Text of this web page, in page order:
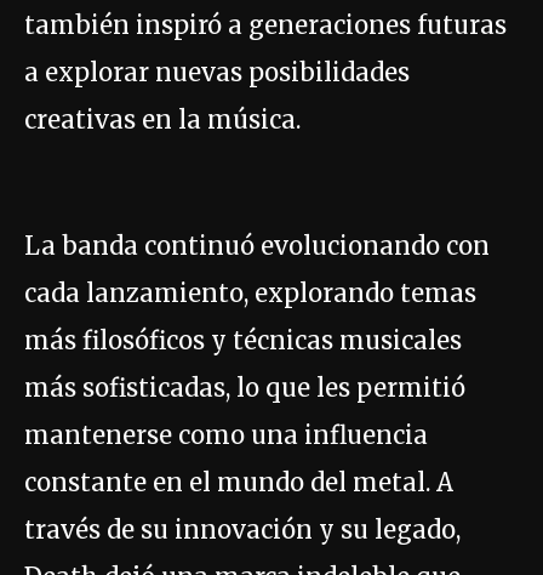
también inspiró a generaciones futuras
a explorar nuevas posibilidades
creativas en la música.
La banda continuó evolucionando con
cada lanzamiento, explorando temas
más filosóficos y técnicas musicales
más sofisticadas, lo que les permitió
mantenerse como una influencia
constante en el mundo del metal. A
través de su innovación y su legado,